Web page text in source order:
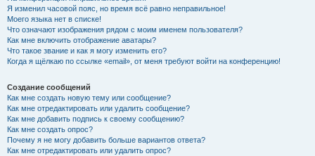
Я изменил часовой пояс, но время всё равно неправильное!
Моего языка нет в списке!
Что означают изображения рядом с моим именем пользователя?
Как мне включить отображение аватары?
Что такое звание и как я могу изменить его?
Когда я щёлкаю по ссылке «email», от меня требуют войти на конференцию!
Создание сообщений
Как мне создать новую тему или сообщение?
Как мне отредактировать или удалить сообщение?
Как мне добавить подпись к своему сообщению?
Как мне создать опрос?
Почему я не могу добавить больше вариантов ответа?
Как мне отредактировать или удалить опрос?